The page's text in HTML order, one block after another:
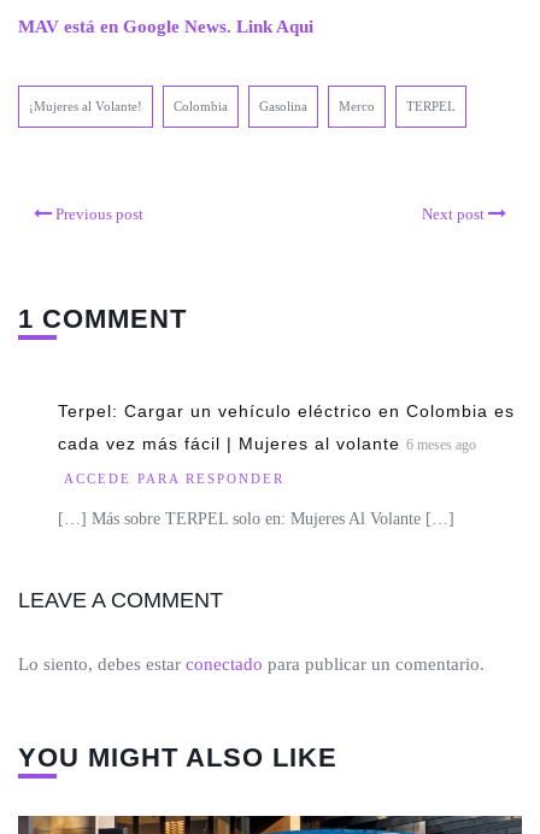
MAV está en Google News. Link Aqui
¡Mujeres al Volante! Colombia Gasolina Merco TERPEL
Previous post Next post
1 COMMENT
Terpel: Cargar un vehículo eléctrico en Colombia es
cada vez más fácil | Mujeres al volante 6 meses ago
ACCEDE PARA RESPONDER
[…] Más sobre TERPEL solo en: Mujeres Al Volante […]
LEAVE A COMMENT
Lo siento, debes estar conectado para publicar un comentario.
YOU MIGHT ALSO LIKE